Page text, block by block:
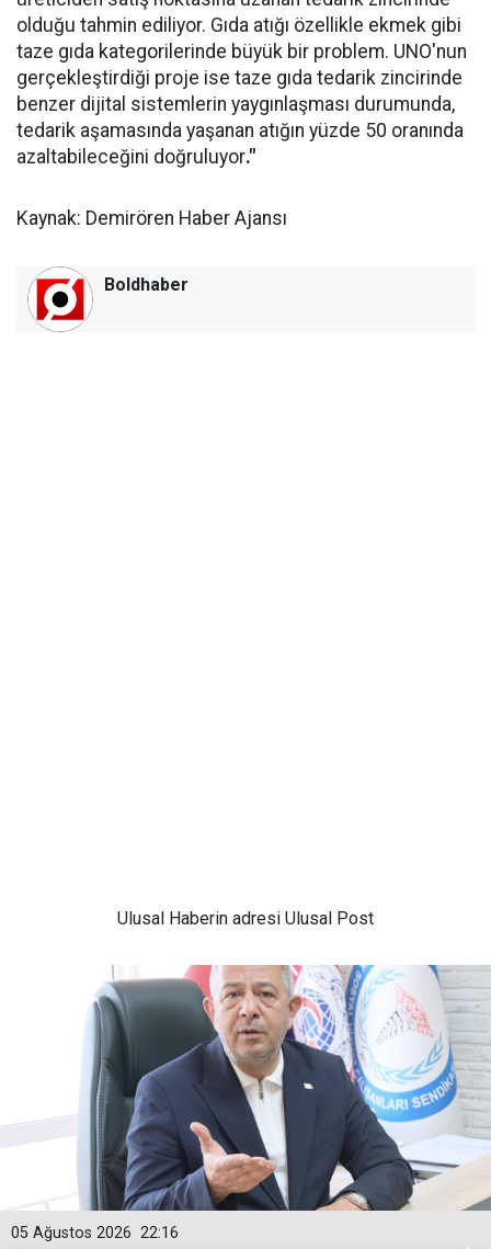
olduğu tahmin ediliyor. Gıda atığı özellikle ekmek gibi
taze gıda kategorilerinde büyük bir problem. UNO'nun
gerçekleştirdiği proje ise taze gıda tedarik zincirinde
benzer dijital sistemlerin yaygınlaşması durumunda,
tedarik aşamasında yaşanan atığın yüzde 50 oranında
azaltabileceğini doğruluyor."
Kaynak: Demirören Haber Ajansı
Boldhaber
Ulusal Haberin adresi Ulusal Post
22:16
05 Ağustos 2026